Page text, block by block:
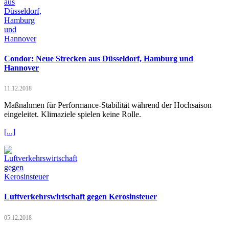
Condor: Neue Strecken aus Düsseldorf, Hamburg und
Hannover
11.12.2018
Maßnahmen für Performance-Stabilität während der Hochsaison
eingeleitet. Klimaziele spielen keine Rolle.
[...]
Luftverkehrswirtschaft gegen Kerosinsteuer
05.12.2018